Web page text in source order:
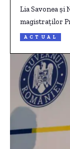
Lia Savonea și
magistraților
ACTUAL